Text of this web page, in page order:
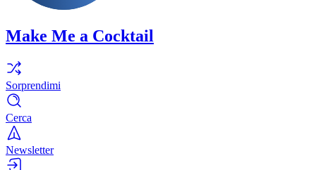
Make Me a Cocktail
Sorprendimi
Cerca
Newsletter